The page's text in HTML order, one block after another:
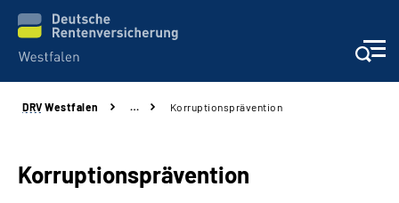
Kontakt und Beratung
Broschüren und mehr
DRV Westfalen … Korruptionsprävention
Korruptionsprävention